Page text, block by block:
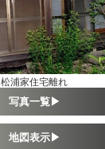
松浦家住宅離れ
写真一覧▶
地図表示▶